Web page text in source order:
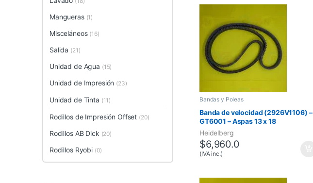
Bandas y Poleas
Banda de velocidad (2926V1106) –
GT6001 – Aspas 13 x 18
Heidelberg
$6,960.0
(IVA inc.)
Mangueras (1)
Misceláneos (16)
Salida (21)
Unidad de Agua (15)
Unidad de Impresión (23)
Unidad de Tinta (11)
Rodillos de Impresión Offset (20)
Rodillos AB Dick (20)
Rodillos Ryobi (0)